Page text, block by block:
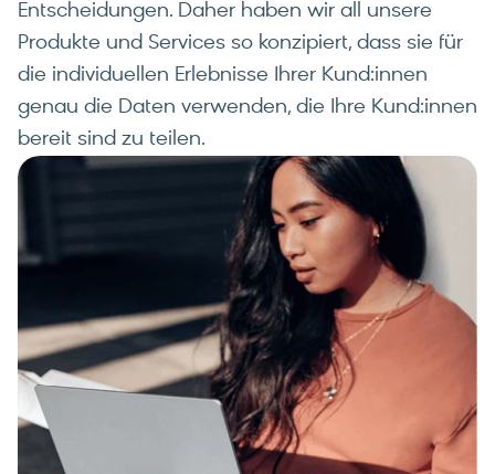
Entscheidungen. Daher haben wir all unsere
Produkte und Services so konzipiert, dass sie für
die individuellen Erlebnisse Ihrer Kund:innen
genau die Daten verwenden, die Ihre Kund:innen
bereit sind zu teilen.